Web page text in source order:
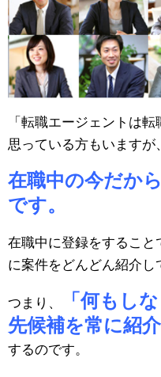
「転職エージェントは
思っている方もいますが
在職中の今だか
です。
在職中に登録をすること
に案件をどんどん紹介し
つまり、
「何もし
先候補を常に紹
するのです。